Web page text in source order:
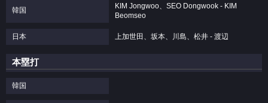
韓国
KIM Jongwoo、SEO Dongwook - KIM
Beomseo
日本 上加世田、坂本、川島、松井 - 渡辺
本塁打
韓国